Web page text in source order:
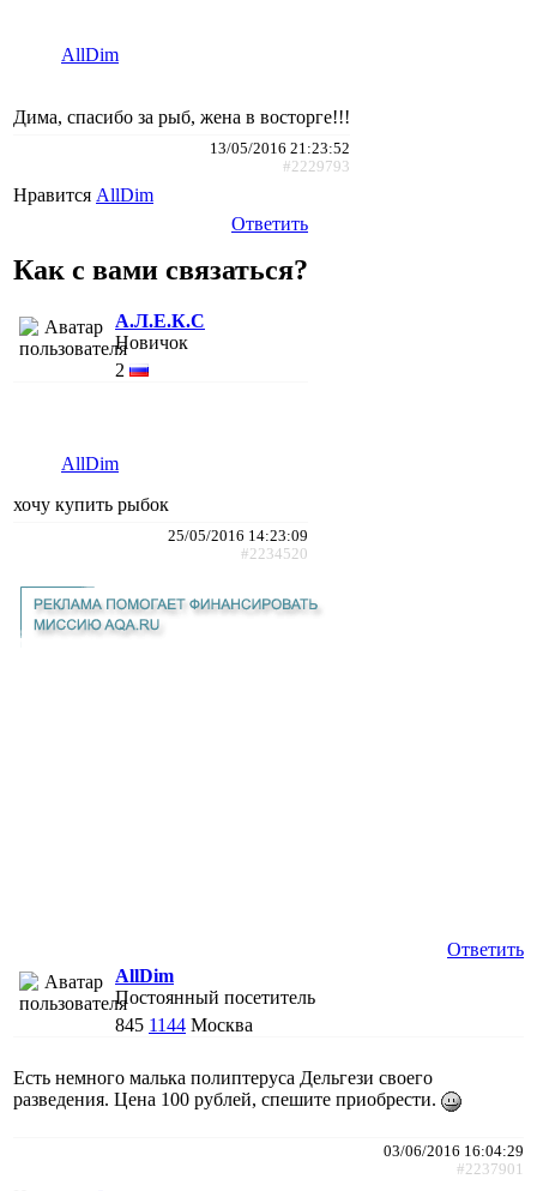
AllDim
Дима, спасибо за рыб, жена в восторге!!!
13/05/2016 21:23:52
#2229793
Нравится AllDim
Ответить
Как с вами связаться?
А.Л.Е.К.С
Новичок
2
AllDim
хочу купить рыбок
25/05/2016 14:23:09
#2234520
Ответить
AllDim
Постоянный посетитель
845 1144 Москва
Есть немного малька полиптеруса Дельгези своего
разведения. Цена 100 рублей, спешите приобрести.
03/06/2016 16:04:29
#2237901